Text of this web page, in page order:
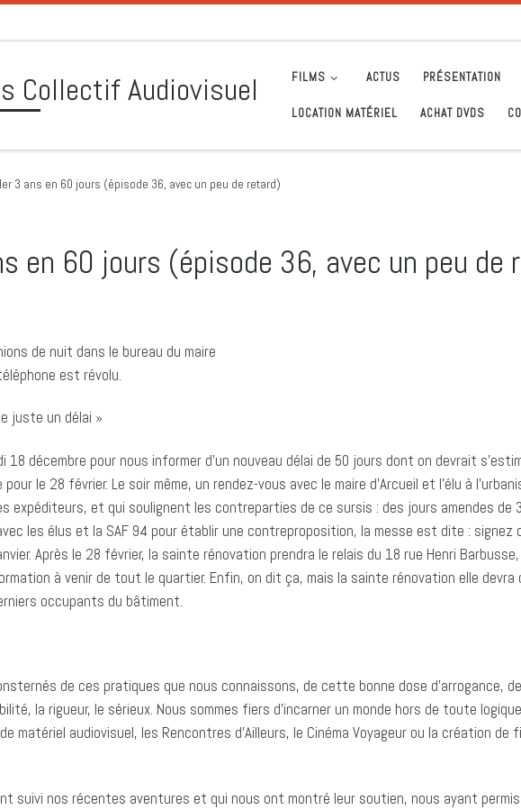
Collectif Audiovisuel FILMS ACTUS PRÉSENTATION
LOCATION MATÉRIEL ACHAT DVDS
3 ans en 60 jours (épisode 36, avec un peu de retard)
en 60 jours (épisode 36, avec un peu de
de nuit dans le bureau du maire
est révolu.
juste un délai »
18 décembre pour nous informer d’un nouveau délai de 50 jours dont on devrait
le 28 février. Le soir même, un rendez-vous avec le maire d’Arcueil et l’élu à
expéditeurs, et qui soulignent les contreparties de ce sursis : des jours amendes de
les élus et la SAF 94 pour établir une contreproposition, la messe est dite :
Après le 28 février, la sainte rénovation prendra le relais du 18 rue Henri
à venir de tout le quartier. Enfin, on dit ça, mais la sainte rénovation elle
occupants du bâtiment.
de ces pratiques que nous connaissons, de cette bonne dose d’arrogance,
la rigueur, le sérieux. Nous sommes fiers d’incarner un monde hors de toute
matériel audiovisuel, les Rencontres d’Ailleurs, le Cinéma Voyageur ou la création de
suivi nos récentes aventures et qui nous ont montré leur soutien, nous ayant permis